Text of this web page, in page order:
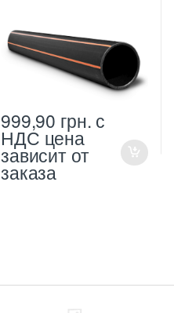
999,90 грн. с
НДС цена
зависит от
заказа